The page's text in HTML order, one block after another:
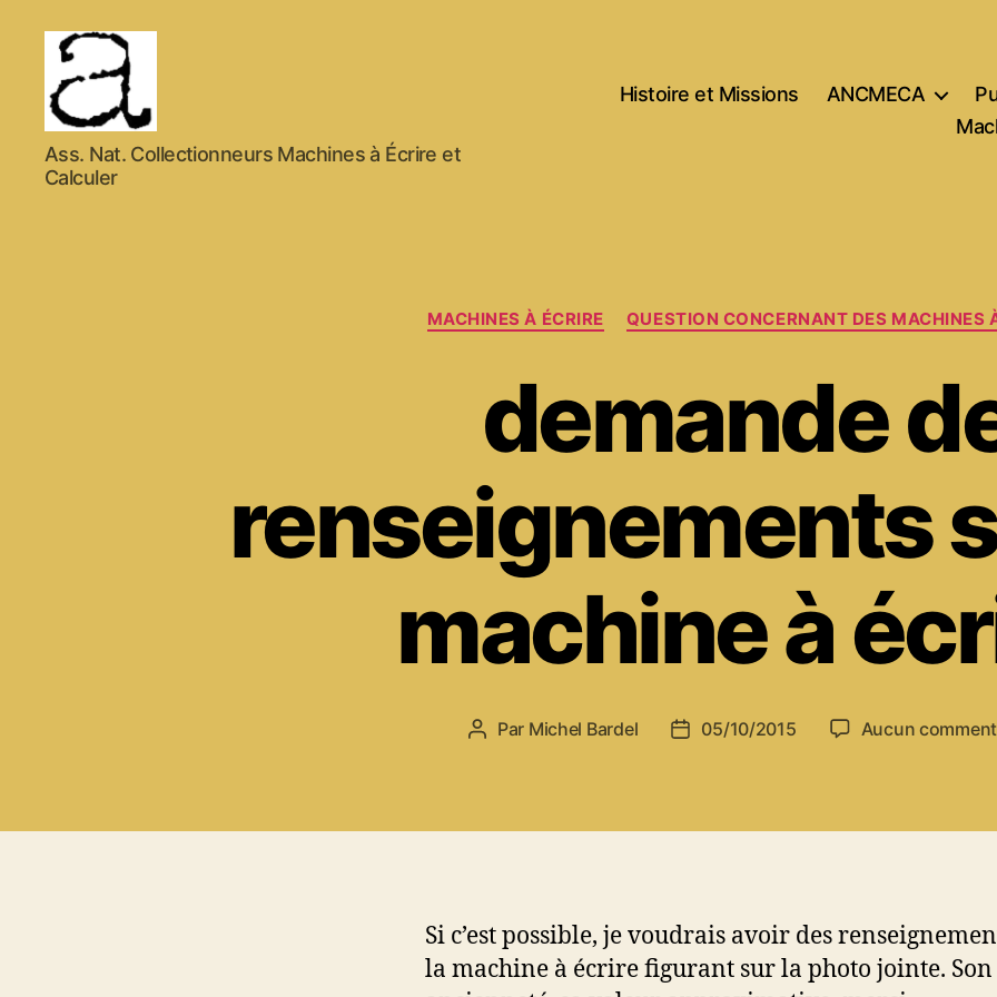
ANCMECA
Ass. Nat. Collectionneurs Machines à Écrire et
Calculer
Histoire et Missions ANCMECA
Catégories
MACHINES À ÉCRIRE QUESTION CONCERNANT DES MACHINES
demande
renseignements
machine à
Auteur
Par Michel Bardel
Date05/10/2015 Aucun
Si c’est possible, je voudrais avoir des
la machine à écrire figurant sur la photo jointe. Son